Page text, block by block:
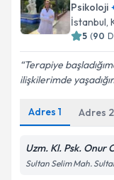
Psikoloji
İstanbul,
5 (90
Terapiye
ilişkilerimde
Adres 1 Adres 2
Uzm. Kl. Psk. Onur
Sultan Selim Mah.